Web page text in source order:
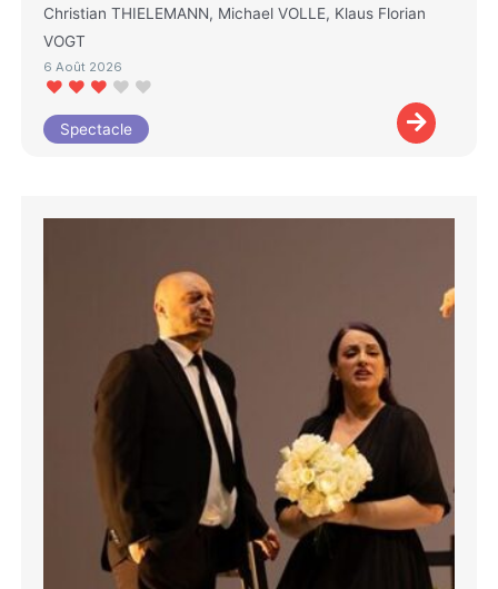
Christian THIELEMANN, Michael VOLLE, Klaus Florian
VOGT
6 Août 2026
Spectacle